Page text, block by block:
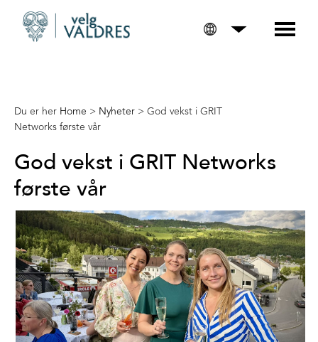
Du er her Home > Nyheter > God vekst i GRIT
Networks første vår
God vekst i GRIT Networks
første vår